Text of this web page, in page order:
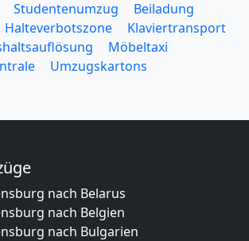
Studentenumzug
Beiladung
Halteverbotszone
Klaviertransport
Möbeltaxi
Umzugskartons
nach Belarus
nach Belgien
nach Bulgarien